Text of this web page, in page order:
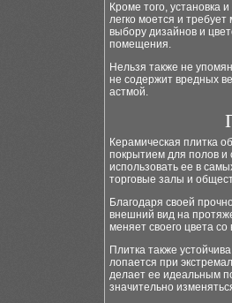
Кроме того, установка
легко моется и
выбору дизайнов и
помещения.
Нельзя также не
не содержит вредных
астмой.
Керамическая плитка
покрытием для полов и
использовать ее в
торговые залы и
Благодаря своей
внешний вид на
меняет своего цвета
Плитка также
лопается при
делает ее идеальным
значительно